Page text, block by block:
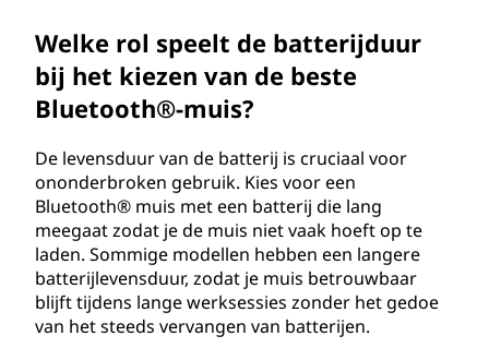
Welke rol speelt de batterijduur
bij het kiezen van de beste
Bluetooth®-muis?
De levensduur van de batterij is cruciaal voor
ononderbroken gebruik. Kies voor een
Bluetooth® muis met een batterij die lang
meegaat zodat je de muis niet vaak hoeft op te
laden. Sommige modellen hebben een langere
batterijlevensduur, zodat je muis betrouwbaar
blijft tijdens lange werksessies zonder het gedoe
van het steeds vervangen van batterijen.